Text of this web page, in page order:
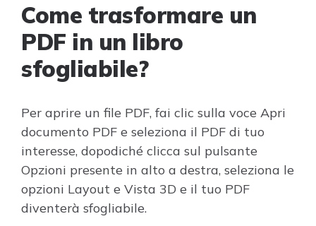
Come trasformare un
PDF in un libro
sfogliabile?
Per aprire un file PDF, fai clic sulla voce Apri
documento PDF e seleziona il PDF di tuo
interesse, dopodiché clicca sul pulsante
Opzioni presente in alto a destra, seleziona le
opzioni Layout e Vista 3D e il tuo PDF
diventerà sfogliabile.